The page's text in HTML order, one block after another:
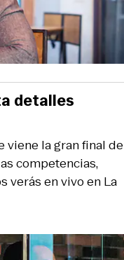
viene la gran final de
competencias,
verás en vivo en La
detalles